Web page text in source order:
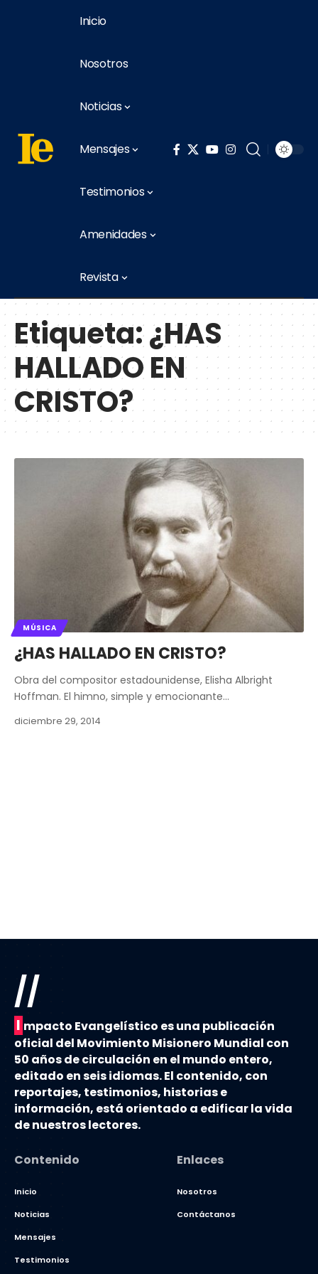
Inicio
Nosotros
Noticias
Mensajes
Testimonios
Amenidades
Revista
Etiqueta:¿HAS
HALLADO EN
CRISTO?
MÚSICA
¿HAS HALLADO EN CRISTO?
Obra del compositor estadounidense, Elisha Albright
Hoffman. El himno, simple y emocionante…
diciembre 29, 2014
//
I mpacto Evangelístico es una publicación
oficial del Movimiento Misionero Mundial con
50 años de circulación en el mundo entero,
editado en seis idiomas. El contenido, con
reportajes, testimonios, historias e
información, está orientado a edificar la vida
de nuestros lectores.
Contenido
Inicio
Noticias
Mensajes
Testimonios
Enlaces
Nosotros
Contáctanos